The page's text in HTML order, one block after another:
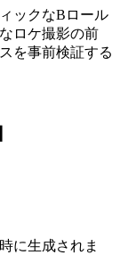
ックなBロール
ロケ撮影の前
を事前検証する
に生成されま